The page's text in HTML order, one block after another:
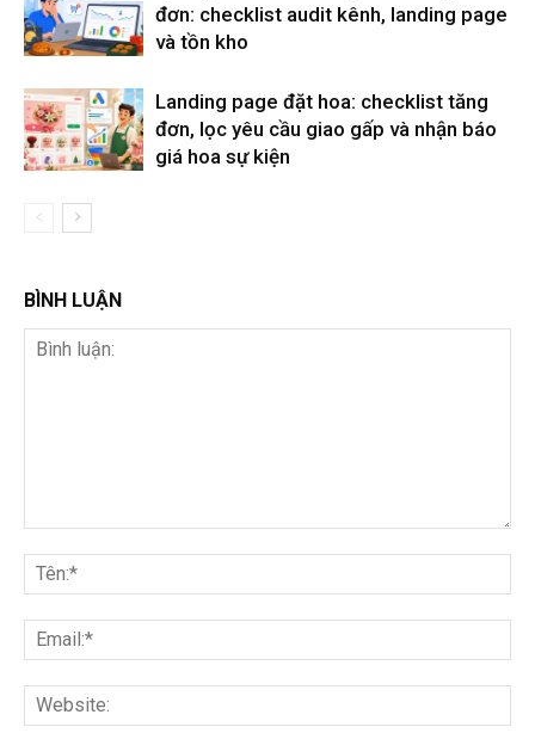
đơn: checklist audit kênh, landing page
và tồn kho
Landing page đặt hoa: checklist tăng
đơn, lọc yêu cầu giao gấp và nhận báo
giá hoa sự kiện
BÌNH LUẬN